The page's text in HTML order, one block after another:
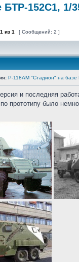
152С1, 1/
1 из 1 [ Сообщений: 2 ]
Р-118АМ "Стадион" на базе
и последняя
прототипу было